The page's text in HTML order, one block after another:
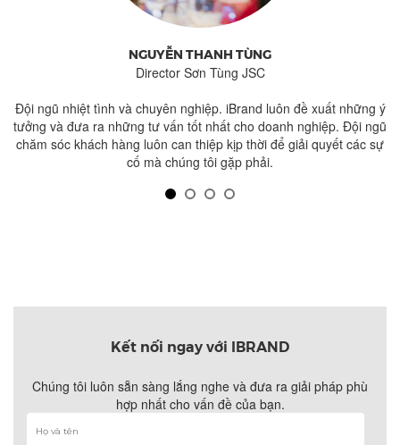
NGUYỄN THANH TÙNG
Director Sơn Tùng JSC
Đội ngũ nhiệt tình và chuyên nghiệp. iBrand luôn đề xuất những ý
tưởng và đưa ra những tư vấn tốt nhất cho doanh nghiệp. Đội ngũ
chăm sóc khách hàng luôn can thiệp kịp thời để giải quyết các sự
cố mà chúng tôi gặp phải.
Kết nối ngay với IBRAND
Chúng tôi luôn sẵn sàng lắng nghe và đưa ra giải pháp phù
hợp nhất cho vấn đề của bạn.